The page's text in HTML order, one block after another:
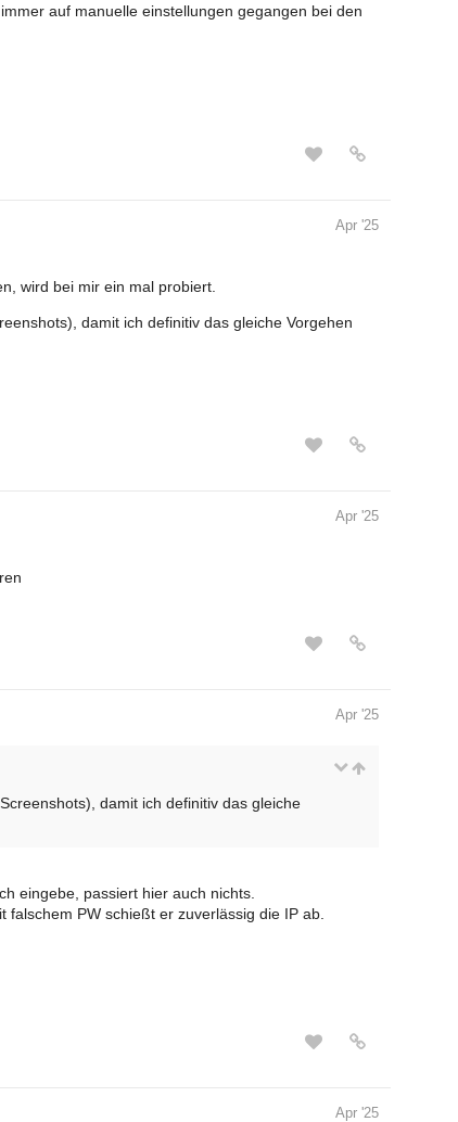
auf manuelle einstellungen gegangen bei den
Apr '25
wird bei mir ein mal probiert.
damit ich definitiv das gleiche Vorgehen
Apr '25
Apr '25
damit ich definitiv das gleiche
eingebe, passiert hier auch nichts.
PW schießt er zuverlässig die IP ab.
Apr '25